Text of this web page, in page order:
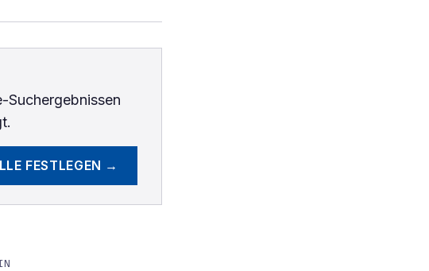
Suchergebnissen
FESTLEGEN →